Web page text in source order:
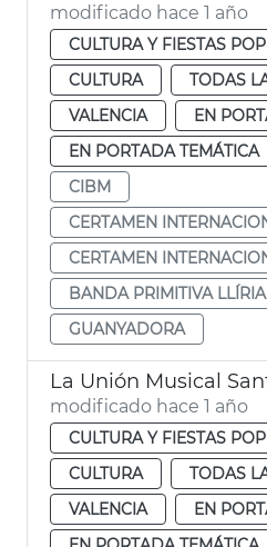
modificado hace 1 año
CULTURA Y FIESTAS
CULTURA
TODAS
VALENCIA
EN
EN PORTADA TEMÁTICA
CIBM
CERTAMEN
CERTAMEN
BANDA PRIMITIVA LLÍRIA
GUANYADORA
modificado hace 1 año
CULTURA Y FIESTAS
CULTURA
TODAS
VALENCIA
EN